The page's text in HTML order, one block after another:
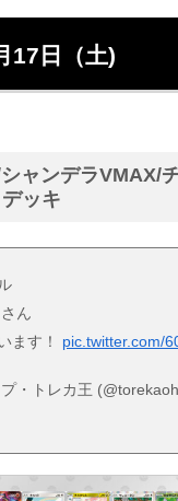
17日（土)
ャンデラVMAX/
ッキ
ん
ます！ pic.twitter.com/
・トレカ王